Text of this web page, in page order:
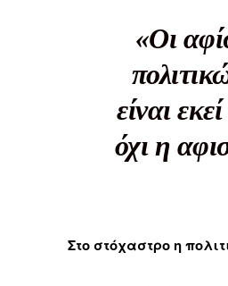
«Οι
είναι
όχι η
Στο στόχαστρο η